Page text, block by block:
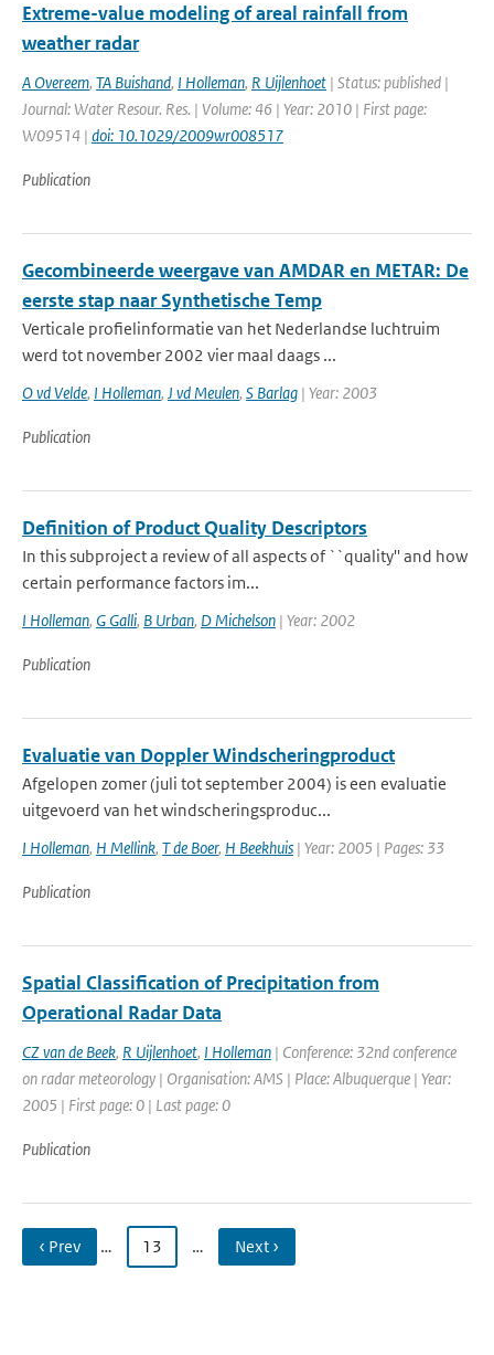
Extreme-value modeling of areal rainfall from
weather radar
A Overeem, TA Buishand, I Holleman, R Uijlenhoet | Status: published |
Journal: Water Resour. Res. | Volume: 46 | Year: 2010 | First page:
W09514 | doi: 10.1029/2009wr008517
Publication
Gecombineerde weergave van AMDAR en METAR: De
eerste stap naar Synthetische Temp
Verticale profielinformatie van het Nederlandse luchtruim
werd tot november 2002 vier maal daags ...
O vd Velde, I Holleman, J vd Meulen, S Barlag | Year: 2003
Publication
Definition of Product Quality Descriptors
In this subproject a review of all aspects of ``quality'' and how
certain performance factors im...
I Holleman, G Galli, B Urban, D Michelson | Year: 2002
Publication
Evaluatie van Doppler Windscheringproduct
Afgelopen zomer (juli tot september 2004) is een evaluatie
uitgevoerd van het windscheringsproduc...
I Holleman, H Mellink, T de Boer, H Beekhuis | Year: 2005 | Pages: 33
Publication
Spatial Classification of Precipitation from
Operational Radar Data
CZ van de Beek, R Uijlenhoet, I Holleman | Conference: 32nd conference
on radar meteorology | Organisation: AMS | Place: Albuquerque | Year:
2005 | First page: 0 | Last page: 0
Publication
‹ Prev … 13 … Next ›